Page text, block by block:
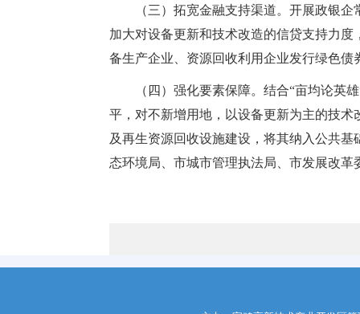
（三）拓宽金融支持渠道。开展政银
加大对设备更新和技术改造的信贷支持力
备生产企业、资源回收利用企业发行绿色
（四）强化要素保障。结合“亩均论英
平，对不新增用地，以设备更新为主的技
及再生资源回收设施建设，将其纳入公共
态环境局、市城市管理执法局、市发展改